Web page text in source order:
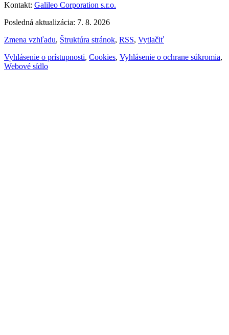
Kontakt: Galileo Corporation s.r.o.
Posledná aktualizácia: 7. 8. 2026
Zmena vzhľadu, Štruktúra stránok, RSS, Vytlačiť
Vyhlásenie o prístupnosti, Cookies, Vyhlásenie o ochrane súkromia,
Webové sídlo